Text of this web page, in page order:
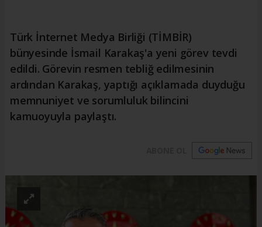
Türk İnternet Medya Birliği (TİMBİR)
bünyesinde İsmail Karakaş'a yeni görev tevdi
edildi. Görevin resmen tebliğ edilmesinin
ardından Karakaş, yaptığı açıklamada duyduğu
memnuniyet ve sorumluluk bilincini
kamuoyuyla paylaştı.